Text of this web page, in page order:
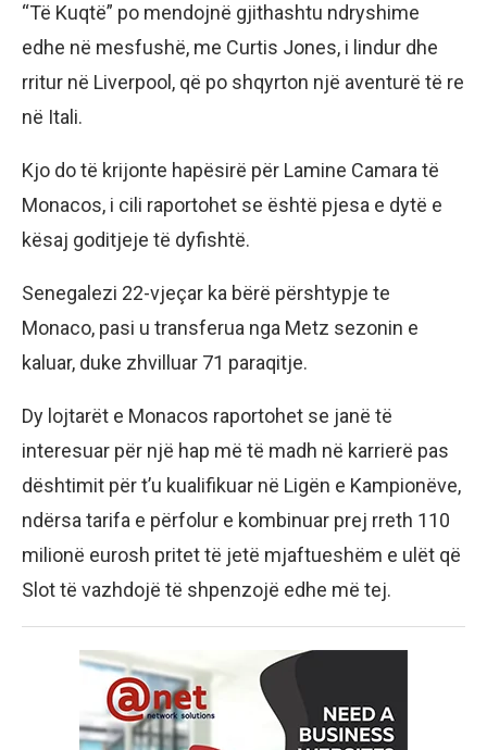
“Të Kuqtë” po mendojnë gjithashtu ndryshime
edhe në mesfushë, me Curtis Jones, i lindur dhe
rritur në Liverpool, që po shqyrton një aventurë të re
në Itali.
Kjo do të krijonte hapësirë për Lamine Camara të
Monacos, i cili raportohet se është pjesa e dytë e
kësaj goditjeje të dyfishtë.
Senegalezi 22-vjeçar ka bërë përshtypje te
Monaco, pasi u transferua nga Metz sezonin e
kaluar, duke zhvilluar 71 paraqitje.
Dy lojtarët e Monacos raportohet se janë të
interesuar për një hap më të madh në karrierë pas
dështimit për t’u kualifikuar në Ligën e Kampionëve,
ndërsa tarifa e përfolur e kombinuar prej rreth 110
milionë eurosh pritet të jetë mjaftueshëm e ulët që
Slot të vazhdojë të shpenzojë edhe më tej.